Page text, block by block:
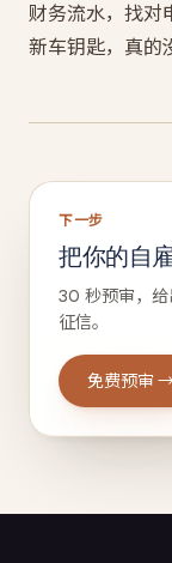
财务流水，找对
新车钥匙，真的
下一步
把你的自
30 秒预审，给
征信。
免费预审